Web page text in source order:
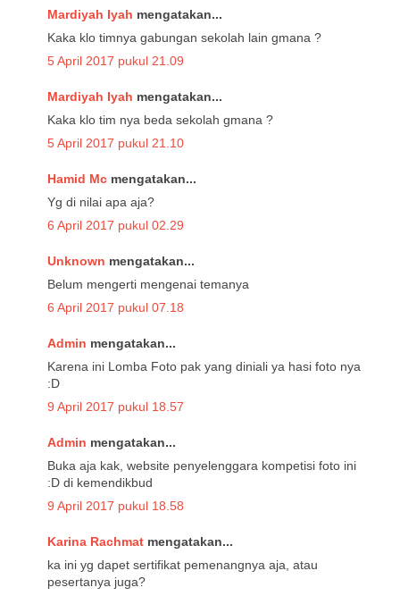
Mardiyah Iyah mengatakan...
Kaka klo timnya gabungan sekolah lain gmana ?
5 April 2017 pukul 21.09
Mardiyah Iyah mengatakan...
Kaka klo tim nya beda sekolah gmana ?
5 April 2017 pukul 21.10
Hamid Mc mengatakan...
Yg di nilai apa aja?
6 April 2017 pukul 02.29
Unknown mengatakan...
Belum mengerti mengenai temanya
6 April 2017 pukul 07.18
Admin mengatakan...
Karena ini Lomba Foto pak yang diniali ya hasi foto nya
:D
9 April 2017 pukul 18.57
Admin mengatakan...
Buka aja kak, website penyelenggara kompetisi foto ini
:D di kemendikbud
9 April 2017 pukul 18.58
Karina Rachmat mengatakan...
ka ini yg dapet sertifikat pemenangnya aja, atau
pesertanya juga?